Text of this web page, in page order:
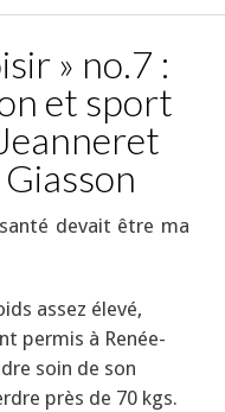
» no.7 :
et sport
devait être ma
assez élevé,
permis à Renée-
soin de son
près de 70 kgs.